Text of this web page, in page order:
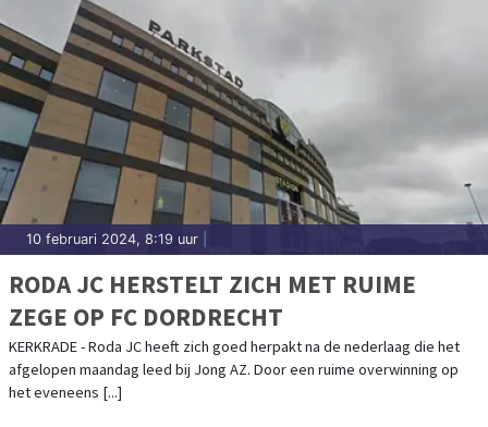
10 februari 2024, 8:19 uur
RODA JC HERSTELT ZICH MET RUIME
ZEGE OP FC DORDRECHT
KERKRADE - Roda JC heeft zich goed herpakt na de nederlaag die het
afgelopen maandag leed bij Jong AZ. Door een ruime overwinning op
het eveneens [...]